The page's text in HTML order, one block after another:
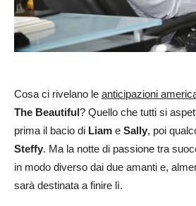
Cosa ci rivelano le anticipazioni
The Beautiful? Quello che tutti si
prima il bacio di Liam e Sally, poi
Steffy. Ma la notte di passione tra
in modo diverso dai due amanti e,
sarà destinata a finire lì.